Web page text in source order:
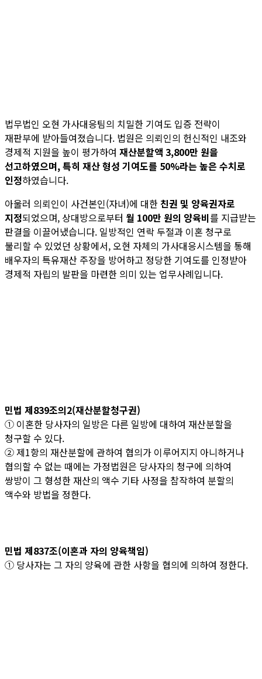
법무법인 오현 가사대응팀의 치밀한 기여도 입증 전략이
재판부에 받아들여졌습니다. 법원은 의뢰인의 헌신적인 내조와
경제적 지원을 높이 평가하여 재산분할액 3,800만 원을
선고하였으며, 특히 재산 형성 기여도를 50%라는 높은 수치로
인정하였습니다.
아울러 의뢰인이 사건본인(자녀)에 대한 친권 및 양육권자로
지정되었으며, 상대방으로부터 월 100만 원의 양육비를 지급받는
판결을 이끌어냈습니다. 일방적인 연락 두절과 이혼 청구로
불리할 수 있었던 상황에서, 오현 자체의 가사대응시스템을 통해
배우자의 특유재산 주장을 방어하고 정당한 기여도를 인정받아
경제적 자립의 발판을 마련한 의미 있는 업무사례입니다.
민법 제839조의2(재산분할청구권)
① 이혼한 당사자의 일방은 다른 일방에 대하여 재산분할을
청구할 수 있다.
② 제1항의 재산분할에 관하여 협의가 이루어지지 아니하거나
협의할 수 없는 때에는 가정법원은 당사자의 청구에 의하여
쌍방이 그 형성한 재산의 액수 기타 사정을 참작하여 분할의
액수와 방법을 정한다.
민법 제837조(이혼과 자의 양육책임)
① 당사자는 그 자의 양육에 관한 사항을 협의에 의하여 정한다.